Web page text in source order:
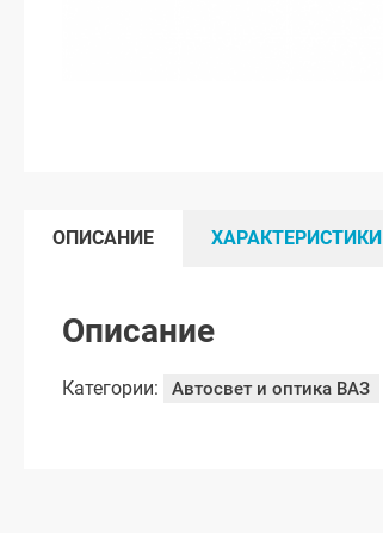
ОПИСАНИЕ ХАРАКТЕРИСТИКИ
Описание
Категории: Автосвет и оптика ВАЗ